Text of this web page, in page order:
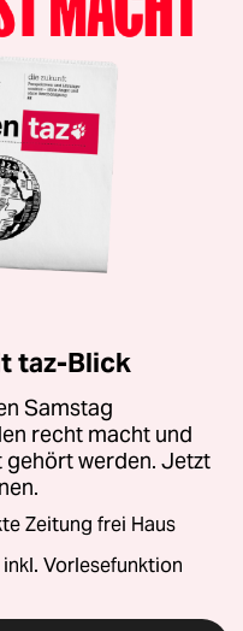
taz-Blick
Samstag
recht macht und
gehört werden. Jetzt
Zeitung frei Haus
Vorlesefunktion